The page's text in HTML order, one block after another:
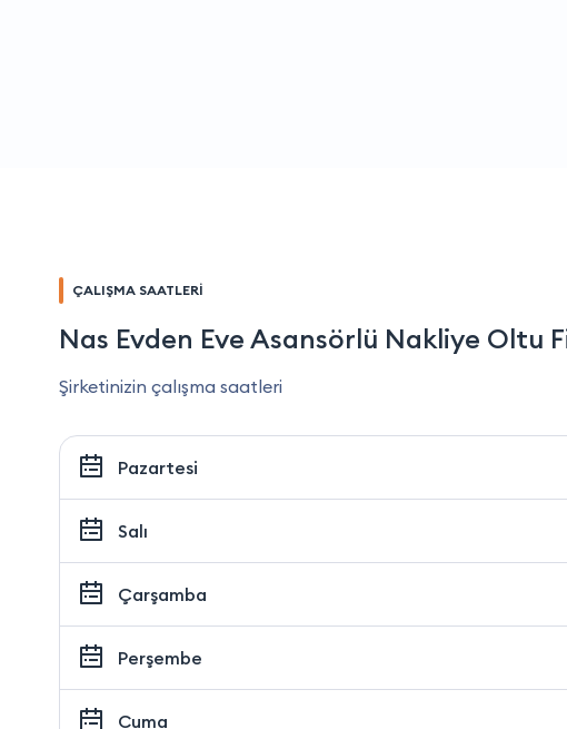
ÇALIŞMA SAATLERİ
Nas Evden Eve Asansörlü Nakliye Oltu
Şirketinizin çalışma saatleri
Pazartesi
Salı
Çarşamba
Perşembe
Cuma